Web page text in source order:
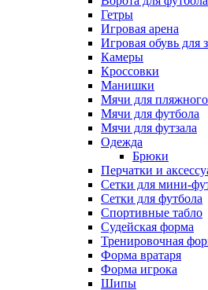
Гетры
Игровая арена
Игровая обувь для
Камеры
Кроссовки
Манишки
Мячи для
Мячи для футбола
Мячи для футзала
Одежда
Брюки
Перчатки и
Сетки для мини-
Сетки для футбола
Спортивные табло
Судейская форма
Тренировочная
Форма вратаря
Форма игрока
Шипы